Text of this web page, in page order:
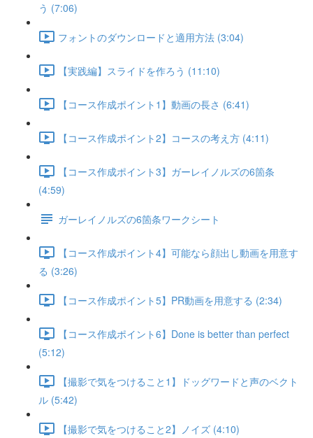
う (7:06)
フォントのダウンロードと適用方法 (3:04)
【実践編】スライドを作ろう (11:10)
【コース作成ポイント1】動画の長さ (6:41)
【コース作成ポイント2】コースの考え方 (4:11)
【コース作成ポイント3】ガーレイノルズの6箇条
(4:59)
ガーレイノルズの6箇条ワークシート
【コース作成ポイント4】可能なら顔出し動画を用意す
る (3:26)
【コース作成ポイント5】PR動画を用意する (2:34)
【コース作成ポイント6】Done is better than perfect
(5:12)
【撮影で気をつけること1】ドッグワードと声のベクト
ル (5:42)
【撮影で気をつけること2】ノイズ (4:10)